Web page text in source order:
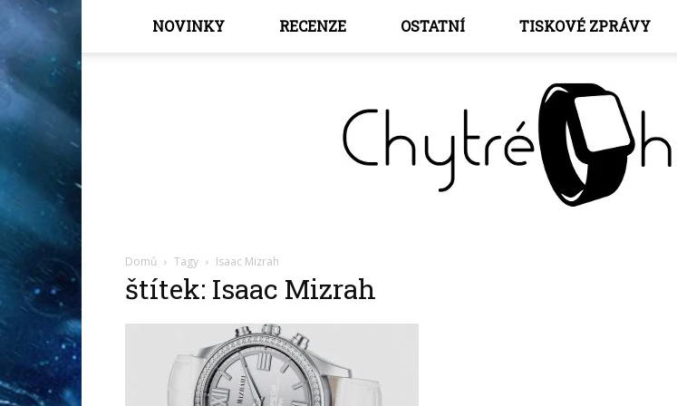
NOVINKY RECENZE OSTATNÍ TISKOVÉ ZPRÁVY
Domů Tagy Isaac Mizrah
štítek: Isaac Mizrah